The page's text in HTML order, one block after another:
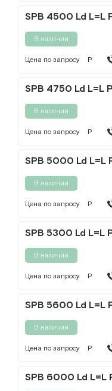
SPB 4500 Ld L=L
В наличии
Цена по запросу Р
SPB 4750 Ld L=L
В наличии
Цена по запросу Р
SPB 5000 Ld L=L
В наличии
Цена по запросу Р
SPB 5300 Ld L=L
В наличии
Цена по запросу Р
SPB 5600 Ld L=L
В наличии
Цена по запросу Р
SPB 6000 Ld L=L